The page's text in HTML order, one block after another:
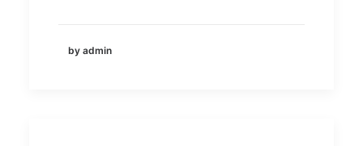
by admin